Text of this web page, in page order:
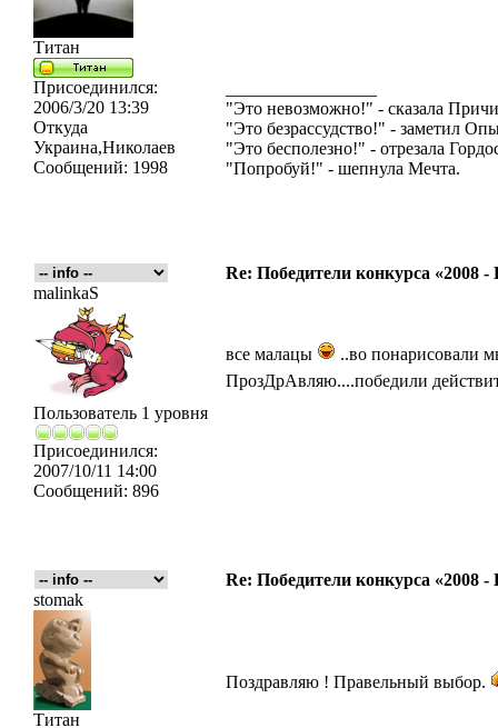
Титан
Присоединился:
2006/3/20 13:39
Откуда
Украина,Николаев
Сообщений: 1998
"Это невозможно!" - сказала
"Это безрассудство!" - заметил
"Это бесполезно!" - отрезала
"Попробуй!" - шепнула Мечта.
Re: Победители конкурса «2008
malinkaS
Пользователь 1 уровня
Присоединился:
2007/10/11 14:00
Сообщений: 896
все малацы
..во понарисовали
ПрозДрАвляю....победили
Re: Победители конкурса «2008
stomak
Титан
Поздравляю ! Правельный выбор.